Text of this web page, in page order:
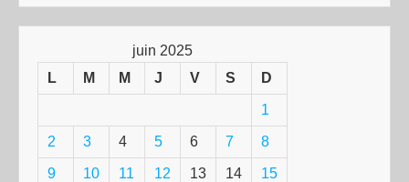
juin 2025
L
M M J V S D
1
2 3 4 5 6 7 8
9 10 11 12 13 14 15